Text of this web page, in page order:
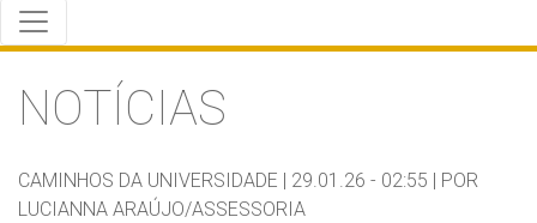
NOTÍCIAS
CAMINHOS DA UNIVERSIDADE | 29.01.26 - 02:55 | POR
LUCIANNA ARAÚJO/ASSESSORIA